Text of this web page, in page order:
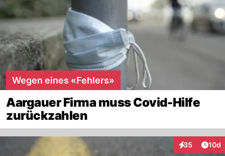
Wegen eines «Fehlers»
Aargauer Firma muss Covid-Hilfe
zurückzahlen
35
Interaktionen
10d